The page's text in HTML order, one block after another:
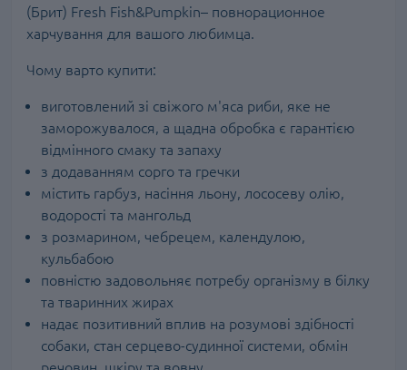
(Брит) Fresh Fish&Pumpkin– повнорационное
харчування для вашого любимца.
Чому варто купити:
виготовлений зі свіжого м'яса риби, яке не
заморожувалося, а щадна обробка є гарантією
відмінного смаку та запаху
з додаванням сорго та гречки
містить гарбуз, насіння льону, лососеву олію,
водорості та мангольд
з розмарином, чебрецем, календулою,
кульбабою
повністю задовольняє потребу організму в білку
та тваринних жирах
надає позитивний вплив на розумові здібності
собаки, стан серцево-судинної системи, обмін